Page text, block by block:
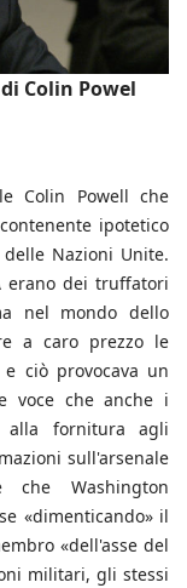
Colin Powel
Colin Powell che
ipotetico
Nazioni Unite.
erano dei truffatori
nel mondo dello
a caro prezzo le
ciò provocava un
voce che anche i
alla fornitura agli
sull'arsenale
Washington
«dimenticando» il
«dell'asse del
militari, gli stessi